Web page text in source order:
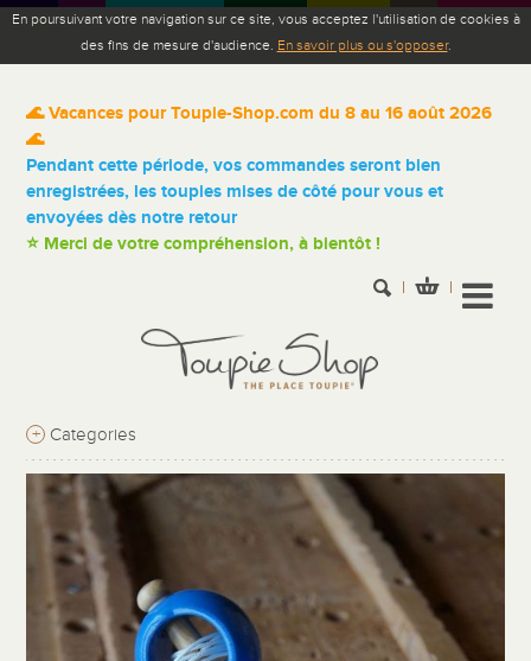
En poursuivant votre navigation sur ce site, vous acceptez l'utilisation de cookies à
des fins de mesure d'audience. En savoir plus ou s'opposer.
🌊 Vacances pour Toupie-Shop.com du 8 au 16 août 2026
🌊
Pendant cette période, vos commandes seront bien
enregistrées, les toupies mises de côté pour vous et
envoyées dès notre retour
⭐ Merci de votre compréhension, à bientôt !
+ Categories